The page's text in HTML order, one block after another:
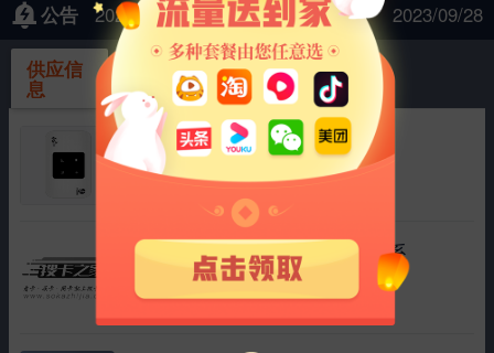
公告 2023年中秋节、国庆节 2023/09/28
供应信
息
采购信
息
4g随身wifi路由器展锐中兴微
运营商 中国联通 流量 1500G
2025/03/11
行业监控流量卡插拔卡需要的联系
运营商 中国电信 | 流量 100G
协商